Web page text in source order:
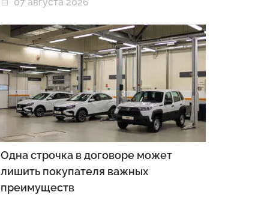
Одна строчка в договоре может
лишить покупателя важных
преимуществ